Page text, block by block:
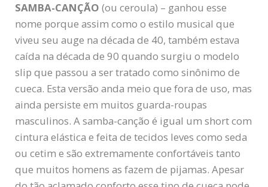
SAMBA-CANÇÃO (ou ceroula) – ganhou esse
nome porque assim como o estilo musical que
viveu seu auge na década de 40, também estava
caída na década de 90 quando surgiu o modelo
slip que passou a ser tratado como sinônimo de
cueca. Esta versão anda meio que fora de uso, mas
ainda persiste em muitos guarda-roupas
masculinos. A samba-canção é igual um short com
cintura elástica e feita de tecidos leves como seda
ou cetim e são extremamente confortáveis tanto
que muitos homens as fazem de pijamas. Apesar